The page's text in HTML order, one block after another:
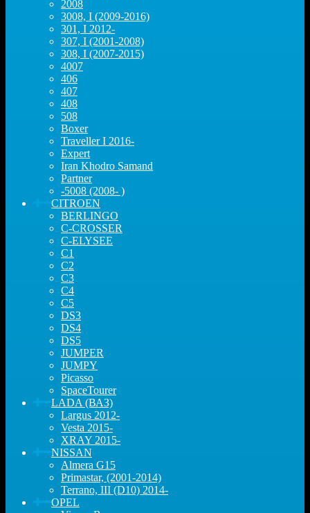
2008
3008, I (2009-2016)
301, I 2012-
307, I (2001-2008)
308, I (2007-2015)
4007
406
407
408
508
Boxer
Traveller I 2016-
Expert
Iran Khodro Samand
Partner
-5008 (2008- )
CITROEN
BERLINGO
C-CROSSER
C-ELYSEE
C1
C2
C3
C4
C5
DS3
DS4
DS5
JUMPER
JUMPY
Picasso
SpaceTourer
LADA (ВАЗ)
Largus 2012-
Vesta 2015-
XRAY 2015-
NISSAN
Almera G15
Primastar, (2001-2014)
Terrano, III (D10) 2014-
OPEL